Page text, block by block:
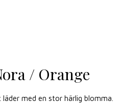
/ Orange
med en stor härlig blomma.